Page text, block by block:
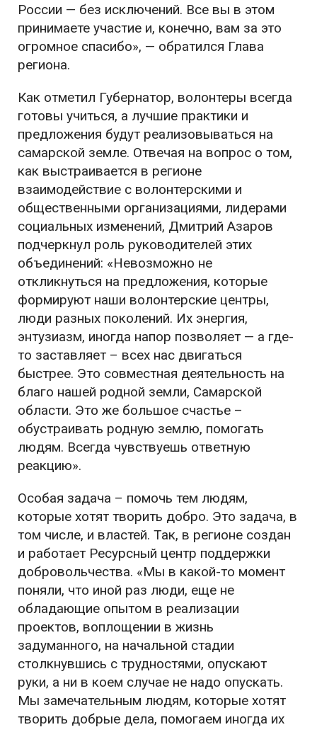
России — без исключений. Все вы в этом
принимаете участие и, конечно, вам за это
огромное спасибо», — обратился Глава
региона.
Как отметил Губернатор, волонтеры всегда
готовы учиться, а лучшие практики и
предложения будут реализовываться на
самарской земле. Отвечая на вопрос о том,
как выстраивается в регионе
взаимодействие с волонтерскими и
общественными организациями, лидерами
социальных изменений, Дмитрий Азаров
подчеркнул роль руководителей этих
объединений: «Невозможно не
откликнуться на предложения, которые
формируют наши волонтерские центры,
люди разных поколений. Их энергия,
энтузиазм, иногда напор позволяет — а где-
то заставляет – всех нас двигаться
быстрее. Это совместная деятельность на
благо нашей родной земли, Самарской
области. Это же большое счастье –
обустраивать родную землю, помогать
людям. Всегда чувствуешь ответную
реакцию».
Особая задача – помочь тем людям,
которые хотят творить добро. Это задача, в
том числе, и властей. Так, в регионе создан
и работает Ресурсный центр поддержки
добровольчества. «Мы в какой-то момент
поняли, что иной раз люди, еще не
обладающие опытом в реализации
проектов, воплощении в жизнь
задуманного, на начальной стадии
столкнувшись с трудностями, опускают
руки, а ни в коем случае не надо опускать.
Мы замечательным людям, которые хотят
творить добрые дела, помогаем иногда их